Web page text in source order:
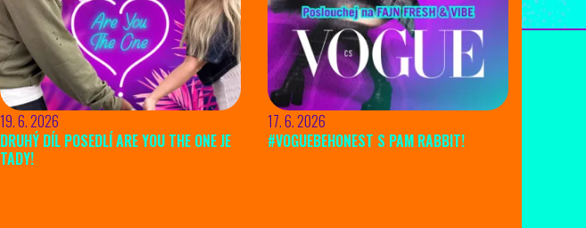
19. 6. 2026
DRUHÝ DÍL POSEDLÍ ARE YOU THE ONE JE
TADY!
17. 6. 2026
#VOGUEBEHONEST S PAM RABBIT!